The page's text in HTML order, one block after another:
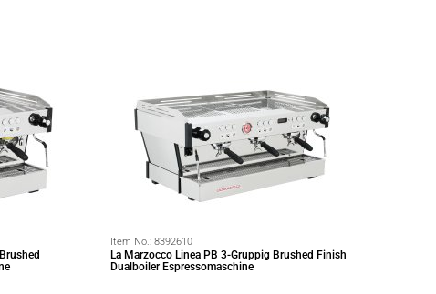
Item No.: 8392610
La Marzocco Linea PB 3-Gruppig Brushed Finish
Dualboiler Espressomaschine